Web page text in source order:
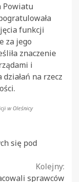
Powiatu
funkcji
za jego
znaczenie
i
na rzecz
w Oleśnicy
się pod
Kolejny:
sprawców